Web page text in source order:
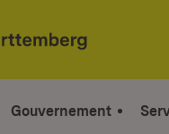
Gouvernement